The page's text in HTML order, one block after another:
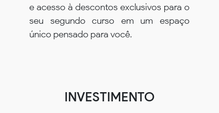
e acesso à descontos exclusivos para o
seu segundo curso em um espaço
único pensado para você.
INVESTIMENTO